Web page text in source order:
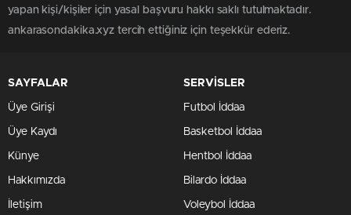
yapan kişi/kişiler için yasal başvuru hakkı saklı tutulmaktadır.
ankarasondakika.xyz tercih ettiğiniz için teşekkür ederiz.
SAYFALAR
Üye Girişi
Üye Kaydı
Künye
Hakkımızda
İletişim
SERVİSLER
Futbol İddaa
Basketbol İddaa
Hentbol İddaa
Bilardo İddaa
Voleybol İddaa